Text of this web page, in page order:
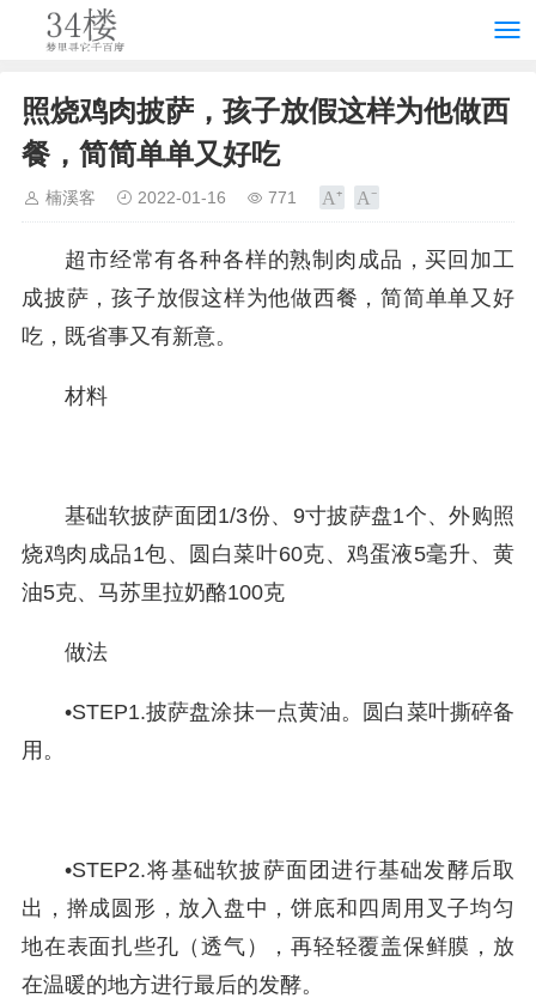
照烧鸡肉披萨，孩子放假这样为他做西
餐，简简单单又好吃
楠溪客 2022-01-16 771
超市经常有各种各样的熟制肉成品，买回加工
成披萨，孩子放假这样为他做西餐，简简单单又好
吃，既省事又有新意。
材料
基础软披萨面团1/3份、9寸披萨盘1个、外购照
烧鸡肉成品1包、圆白菜叶60克、鸡蛋液5毫升、黄
油5克、马苏里拉奶酪100克
做法
•STEP1.披萨盘涂抹一点黄油。圆白菜叶撕碎备
用。
•STEP2.将基础软披萨面团进行基础发酵后取
出，擀成圆形，放入盘中，饼底和四周用叉子均匀
地在表面扎些孔（透气），再轻轻覆盖保鲜膜，放
在温暖的地方进行最后的发酵。